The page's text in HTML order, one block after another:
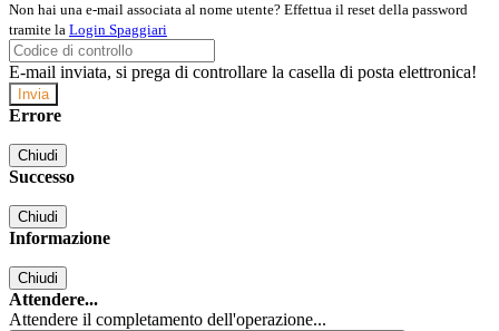
Non hai una e-mail associata al nome utente? Effettua il reset della password
tramite la Login Spaggiari
E-mail inviata, si prega di controllare la casella di posta elettronica!
Errore
Chiudi
Successo
Chiudi
Informazione
Chiudi
Attendere...
Attendere il completamento dell'operazione...